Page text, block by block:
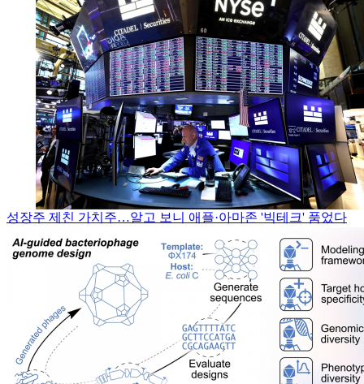
성장주 제친 가치주…알고 보니 애플·아마존 '빅테크' 품었다